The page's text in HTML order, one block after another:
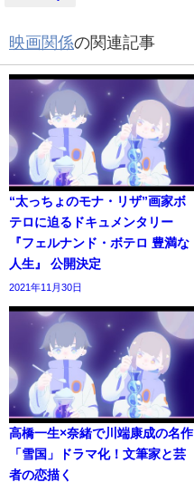
映画関係の関連記事
“太っちょのモナ・リザ”画家ボ
テロに迫るドキュメンタリー
『フェルナンド・ボテロ 豊満な
人生』 公開決定
2021年11月30日
高橋一生×奈緒で川端康成の名作
「雪国」ドラマ化！文筆家と芸
者の恋描く